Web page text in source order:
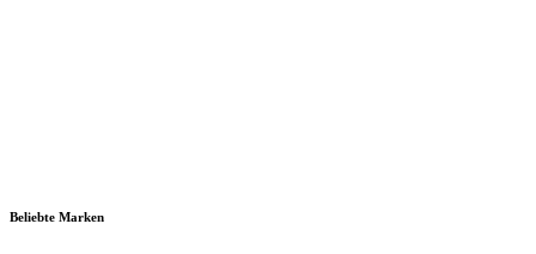
Beliebte Marken